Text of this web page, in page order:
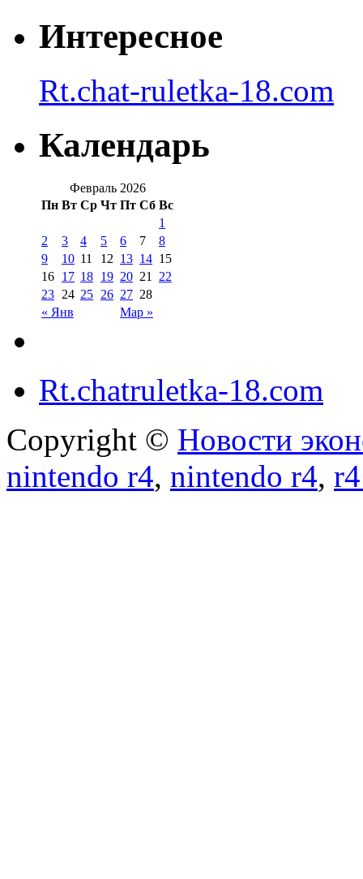
Интересное
Rt.chat-ruletka-18.com
Календарь
Февраль 2026
Пн Вт Ср Чт Пт Сб Вс
« Янв Мар »
1
2
3 4 5 6 7
8
9
10 11 12 13 14 15
16 17 18 19 20 21
22
23 24 25 26 27 28
Rt.chatruletka-18.com
Copyright © Новости
nintendo r4, nintendo r4,